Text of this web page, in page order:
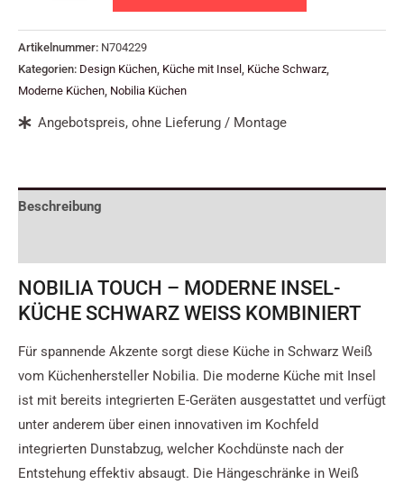
Artikelnummer: N704229
Kategorien: Design Küchen Küche mit Insel Küche Schwarz
Moderne Küchen Nobilia Küchen
Angebotspreis, ohne Lieferung / Montage
Beschreibung
NOBILIA TOUCH – MODERNE INSEL-
KÜCHE SCHWARZ WEISS KOMBINIERT
Für spannende Akzente sorgt diese Küche in Schwarz Weiß
vom Küchenhersteller Nobilia. Die moderne Küche mit Insel
ist mit bereits integrierten E-Geräten ausgestattet und verfügt
unter anderem über einen innovativen im Kochfeld
integrierten Dunstabzug, welcher Kochdünste nach der
Entstehung effektiv absaugt. Die Hängeschränke in Weiß